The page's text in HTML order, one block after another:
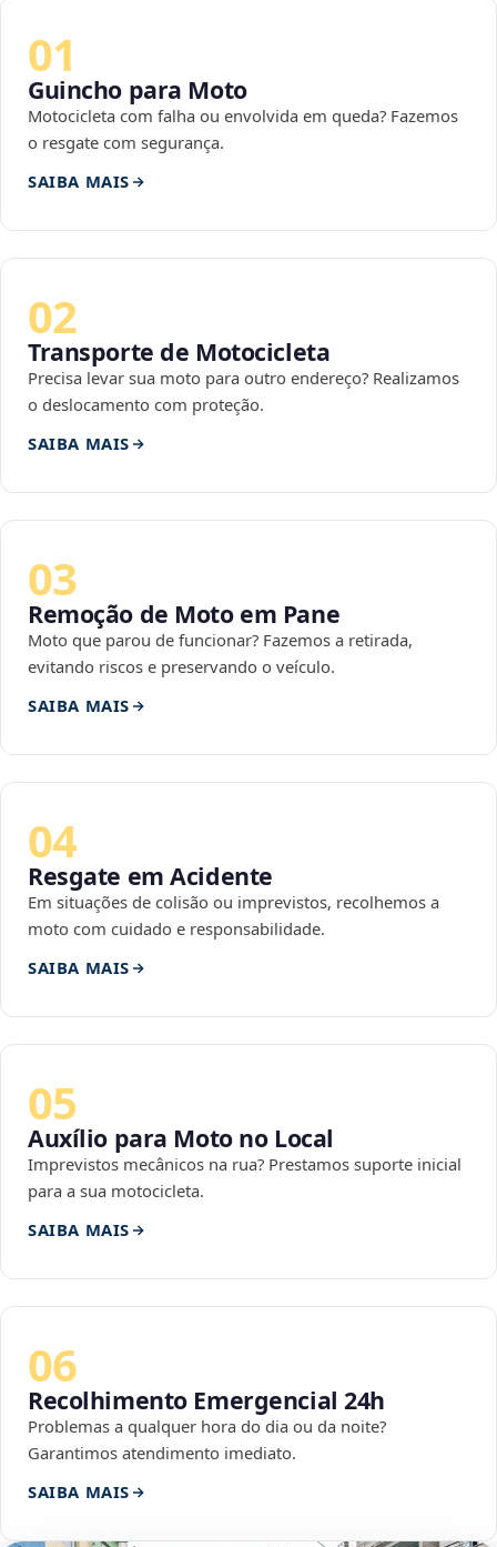
01
Guincho para Moto
Motocicleta com falha ou envolvida em queda? Fazemos
o resgate com segurança.
SAIBA MAIS
02
Transporte de Motocicleta
Precisa levar sua moto para outro endereço? Realizamos
o deslocamento com proteção.
SAIBA MAIS
03
Remoção de Moto em Pane
Moto que parou de funcionar? Fazemos a retirada,
evitando riscos e preservando o veículo.
SAIBA MAIS
04
Resgate em Acidente
Em situações de colisão ou imprevistos, recolhemos a
moto com cuidado e responsabilidade.
SAIBA MAIS
05
Auxílio para Moto no Local
Imprevistos mecânicos na rua? Prestamos suporte inicial
para a sua motocicleta.
SAIBA MAIS
06
Recolhimento Emergencial 24h
Problemas a qualquer hora do dia ou da noite?
Garantimos atendimento imediato.
SAIBA MAIS